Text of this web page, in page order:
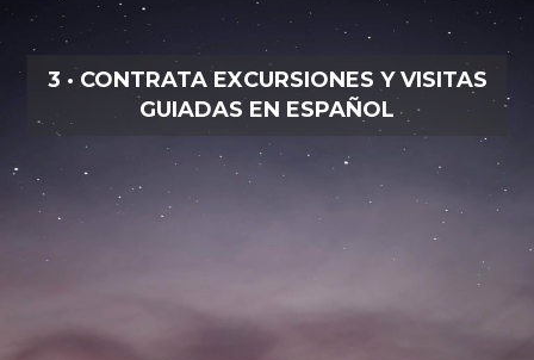
3 · CONTRATA EXCURSIONES Y VISITAS
GUIADAS EN ESPAÑOL